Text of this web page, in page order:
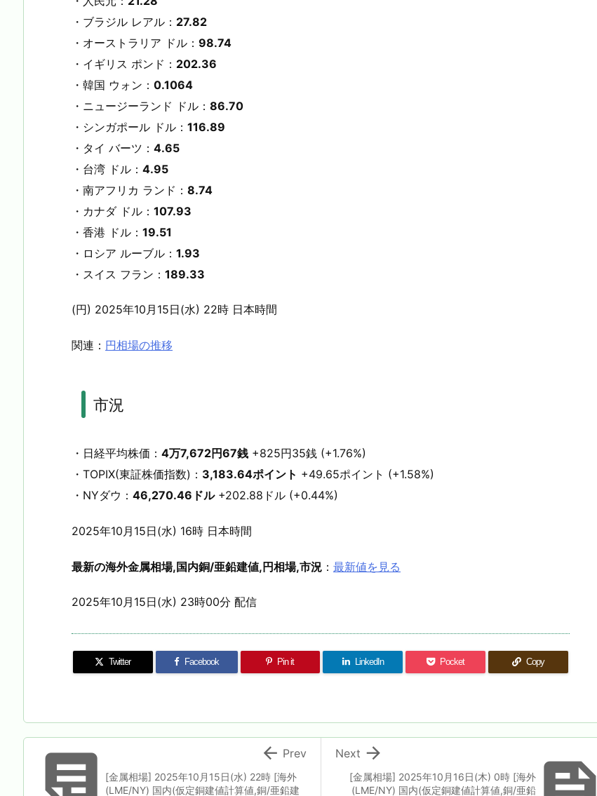
・ブラジル レアル： 27.82
・オーストラリア ドル： 98.74
・イギリス ポンド： 202.36
・韓国 ウォン： 0.1064
・ニュージーランド ドル： 86.70
・シンガポール ドル： 116.89
・タイ バーツ： 4.65
・台湾 ドル： 4.95
・南アフリカ ランド： 8.74
・カナダ ドル： 107.93
・香港 ドル： 19.51
・ロシア ルーブル： 1.93
・スイス フラン： 189.33
(円) 2025年10月15日(水) 22時 日本時間
関連： 円相場の推移
市況
・日経平均株価： 4万7,672円67銭 +825円35銭 (+1.76%)
・TOPIX(東証株価指数)： 3,183.64ポイント +49.65ポイント (+1.58%)
・NYダウ： 46,270.46ドル+202.88ドル (+0.44%)
2025年10月15日(水) 16時 日本時間
最新の海外金属相場,国内銅/亜鉛建値,円相場,市況 ： 最新値を見る
2025年10月15日(水) 23時00分 配信
Twitter Facebook Pin it LinkedIn Pocket Copy
[金属相場] 2025年10月16日(木) 0時 [海外
(LME/NY) 国内(仮定銅建値計算値,銅/亜鉛

Next
[金属相場] 2025年10月15日(水) 22時 [海外
(LME/NY) 国内(仮定銅建値計算値,銅/亜鉛建
 Prev